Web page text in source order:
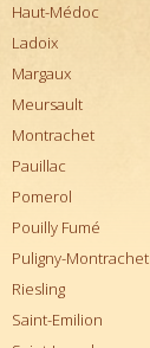
Haut-Médoc
Ladoix
Margaux
Meursault
Montrachet
Pauillac
Pomerol
Pouilly Fumé
Puligny-Montrachet
Riesling
Saint-Emilion